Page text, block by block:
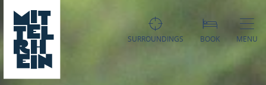
SURROUNDINGS BOOK MENU